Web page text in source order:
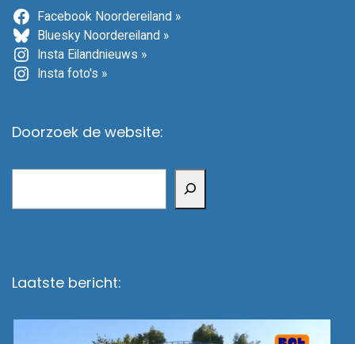
Facebook Noordereiland »
Bluesky Noordereiland »
Insta Eilandnieuws »
Insta foto's »
Doorzoek de website:
Laatste bericht: